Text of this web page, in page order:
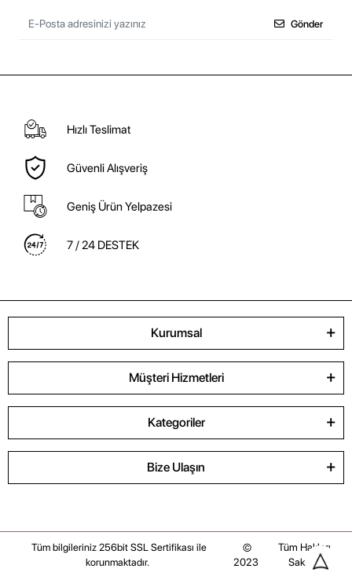
Gönder
Hızlı Teslimat
Güvenli Alışveriş
Geniş Ürün Yelpazesi
7 / 24 DESTEK
Kurumsal
Müşteri Hizmetleri
Kategoriler
Bize Ulaşın
Tüm bilgileriniz 256bit SSL Sertifikası ile
korunmaktadır.
©
2023
Tüm Hakları
Saklıdır